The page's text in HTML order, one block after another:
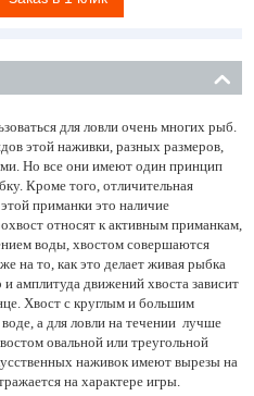
для ловли очень многих рыб.
этой наживки, разных размеров,
Но все они имеют один принцип
Кроме того, отличительная
приманки это наличие
относят к активным приманкам,
воды, хвостом совершаются
на то, как это делает живая рыбка
амплитуда движений хвоста зависит
Хвост с круглым и большим
а для ловли на течении лучше
овальной или треугольной
наживок имеют вырезы на
на характере игры.